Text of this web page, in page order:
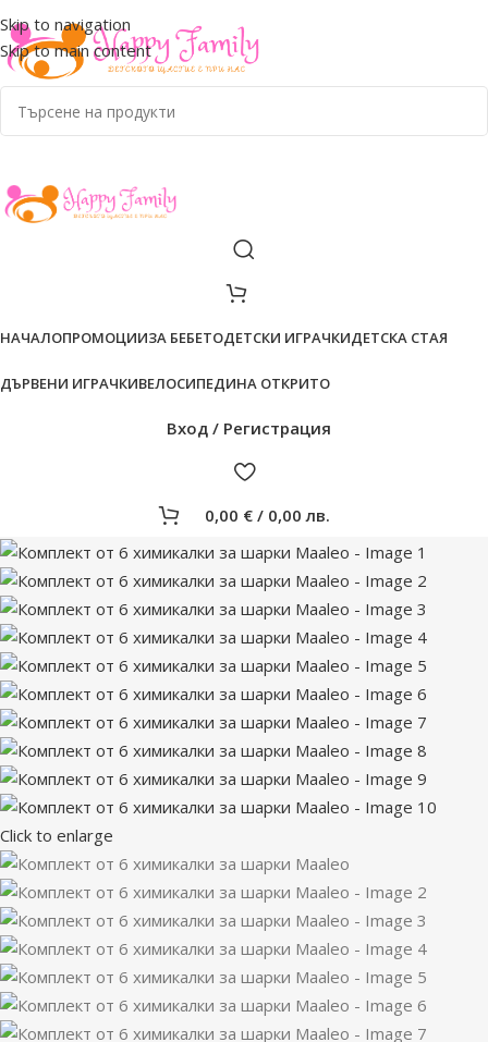
Skip to navigation
Skip to main content
НАЧАЛОПРОМОЦИИЗА БЕБЕТОДЕТСКИ ИГРАЧКИДЕТСКА СТАЯ
ДЪРВЕНИ ИГРАЧКИВЕЛОСИПЕДИНА ОТКРИТО
Вход / Регистрация
0,00 € / 0,00 лв.
Click to enlarge